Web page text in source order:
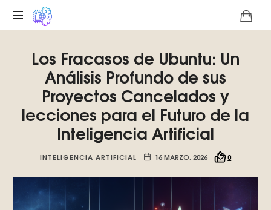
digital
sobre
singularidad
tecnológica
del
Basilisco
Roko,
inteligencia
Los Fracasos de Ubuntu: Un
Análisis Profundo de sus
Proyectos Cancelados y
lecciones para el Futuro de la
Inteligencia Artificial
INTELIGENCIA ARTIFICIAL 16 MARZO, 2026 0